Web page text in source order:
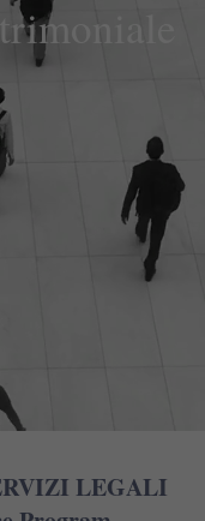
LEGALI